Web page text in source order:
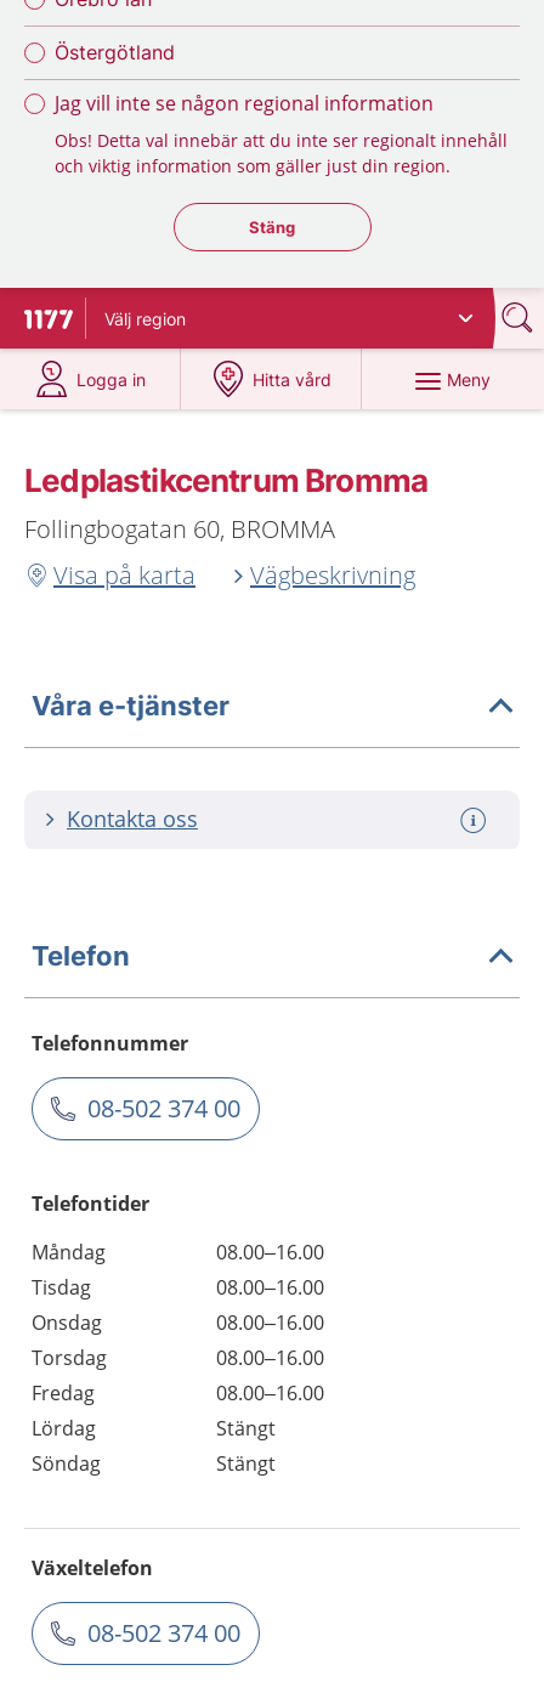
Östergötland
Jag vill inte se någon regional information
Obs! Detta val innebär att du inte ser regionalt innehåll
och viktig information som gäller just din region.
Stäng regionsväljaren
Stäng
Till startsidan för 1177
Välj region
Logga in
på 1177.se
Hitta vård
på 1177.se
Meny
Ledplastikcentrum Bromma
Follingbogatan 60, BROMMA
Visa på karta
Vägbeskrivning
Våra e-tjänster
Kontakta oss
Telefon
Telefonnummer
08-502 374 00
Telefontider
Måndag
08.00–16.00
Tisdag
08.00–16.00
Onsdag
08.00–16.00
Torsdag
08.00–16.00
Fredag
08.00–16.00
Lördag
Stängt
Söndag
Stängt
Växeltelefon
08-502 374 00